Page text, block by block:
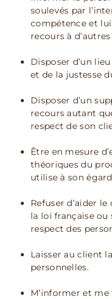
soulevés par
compétence et
recours à
Disposer d’un
et de la justesse
Disposer d’un
recours autant
respect de son
Être en mesure
théoriques du
utilise à son
Refuser d’aider
la loi française ou
respect des
Laisser au client
personnelles.
M’informer et